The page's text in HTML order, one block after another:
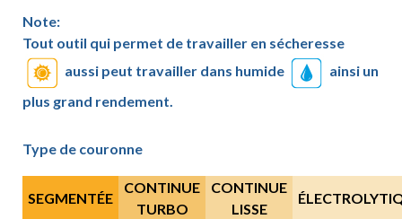
Note:
Tout outil qui permet de travailler en sécheresse
aussi peut travailler dans humide
ainsi un
plus grand rendement.
Type de couronne
SEGMENTÉE
CONTINUE
TURBO
CONTINUE
LISSE